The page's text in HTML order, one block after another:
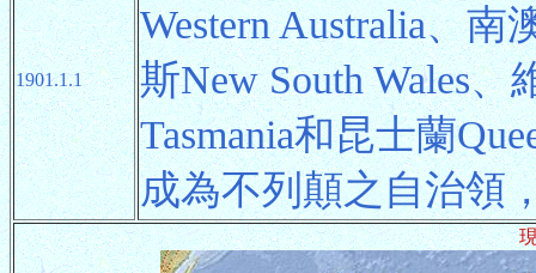
1901.1.1
Western Australia、
斯New South Wales
Tasmania和昆士蘭
成為不列顛之自治領